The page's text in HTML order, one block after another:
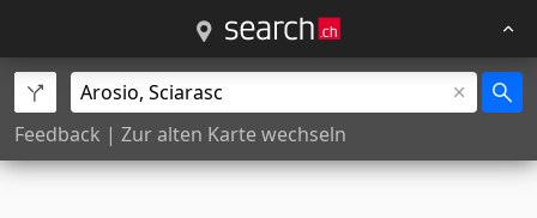
Feedback | Zur alten Karte wechseln